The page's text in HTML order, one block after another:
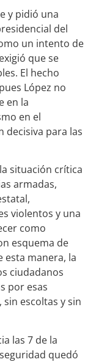
y pidió una
del
un intento de
que se
El hecho
López no
en la
en el
decisiva para las
situación crítica
armadas,
violentos y una
como
esquema de
esta manera, la
ciudadanos
por esas
escoltas y sin
las 7 de la
quedó